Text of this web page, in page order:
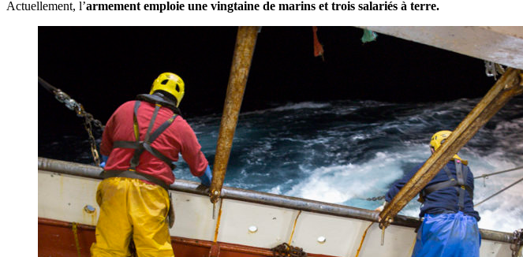
Actuellement, l’armement emploie une vingtaine de marins et trois salariés à terre.